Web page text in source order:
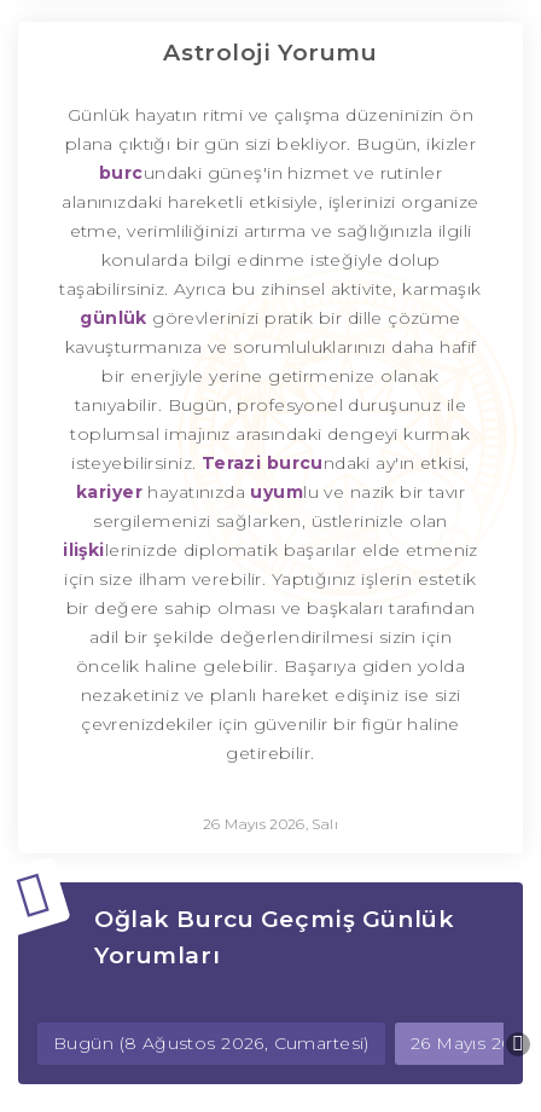
Astroloji Yorumu
Günlük hayatın ritmi ve çalışma düzeninizin ön
plana çıktığı bir gün sizi bekliyor. Bugün, ikizler
burcundaki güneş'in hizmet ve rutinler
alanınızdaki hareketli etkisiyle, işlerinizi organize
etme, verimliliğinizi artırma ve sağlığınızla ilgili
konularda bilgi edinme isteğiyle dolup
taşabilirsiniz. Ayrıca bu zihinsel aktivite, karmaşık
günlük görevlerinizi pratik bir dille çözüme
kavuşturmanıza ve sorumluluklarınızı daha hafif
bir enerjiyle yerine getirmenize olanak
tanıyabilir. Bugün, profesyonel duruşunuz ile
toplumsal imajınız arasındaki dengeyi kurmak
isteyebilirsiniz. Terazi burcundaki ay'ın etkisi,
kariyerhayatınızda uyumlu ve nazik bir tavır
sergilemenizi sağlarken, üstlerinizle olan
ilişkilerinizde diplomatik başarılar elde etmeniz
için size ilham verebilir. Yaptığınız işlerin estetik
bir değere sahip olması ve başkaları tarafından
adil bir şekilde değerlendirilmesi sizin için
öncelik haline gelebilir. Başarıya giden yolda
nezaketiniz ve planlı hareket edişiniz ise sizi
çevrenizdekiler için güvenilir bir figür haline
getirebilir.
26 Mayıs 2026, Salı
Oğlak Burcu Geçmiş Günlük
Yorumları
Bugün (8 Ağustos 2026, Cumartesi) 26 Mayıs 2026,